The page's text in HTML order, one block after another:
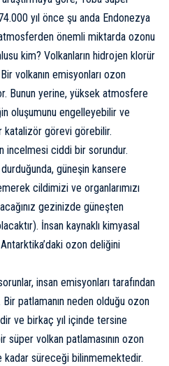
yıl önce şu anda Endonezya
önemli miktarda ozonu
kim? Volkanların hidrojen klorür
volkanın emisyonları ozon
Bunun yerine, yüksek atmosfere
oluşumunu engelleyebilir ve
görevi görebilir.
incelmesi ciddi bir sorundur.
güneşin kansere
cildimizi ve organlarımızı
gezinizde güneşten
İnsan kaynaklı kimyasal
ozon deliğini
insan emisyonları tarafından
patlamanın neden olduğu ozon
ve birkaç yıl içinde tersine
süper volkan patlamasının ozon
kadar süreceği bilinmemektedir.